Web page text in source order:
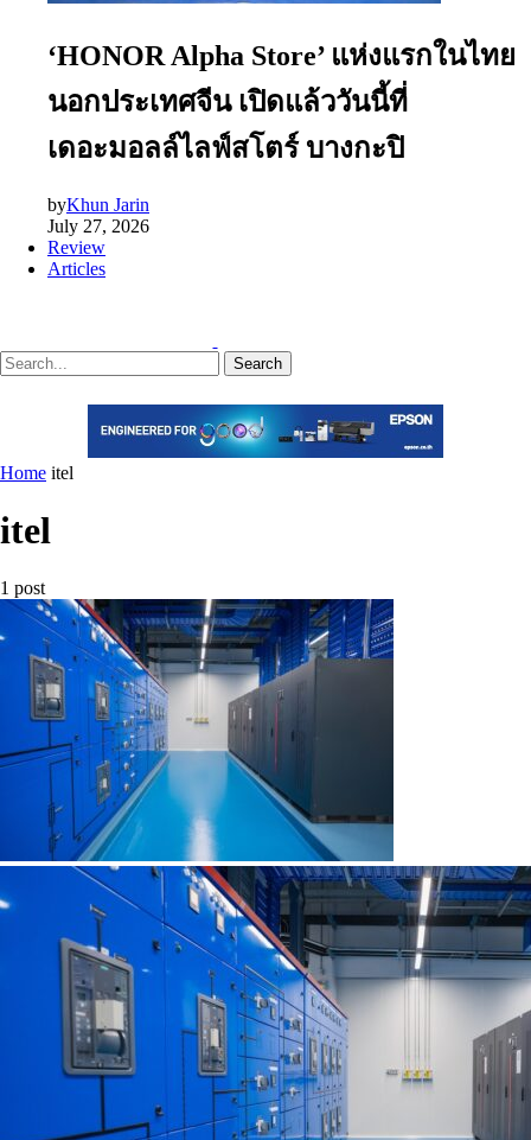
‘HONOR Alpha Store’ แห่งแรกในไทย
นอกประเทศจีน เปิดแล้ววันนี้ที่
เดอะมอลล์ไลฟ์สโตร์ บางกะปิ
byKhun Jarin
July 27, 2026
Review
Articles
Search
Home itel
itel
1 post